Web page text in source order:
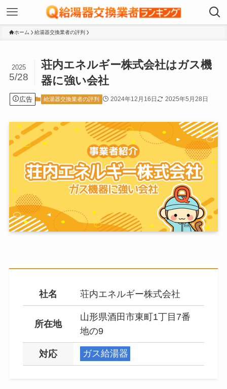
ホーム 給湯器交換業者の評判
荘内エネルギー株式会社はガス機
器に強い会社
2025
5/28
広告 給湯器交換業者の評判 2024年12月16日 2025年5月28日
社名 荘内エネルギー株式会社
所在地
山形県酒田市東町1丁目7番
地の9
対応 ガス給湯器